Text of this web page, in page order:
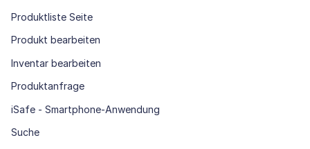
Produktliste Seite
Produkt bearbeiten
Inventar bearbeiten
Produktanfrage
iSafe - Smartphone-Anwendung
Suche